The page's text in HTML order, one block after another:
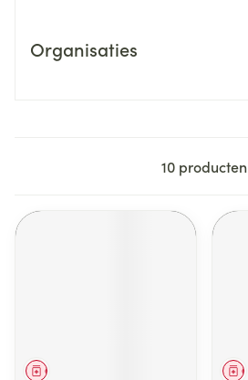
Organisaties
10 producten
Geneesmiddel